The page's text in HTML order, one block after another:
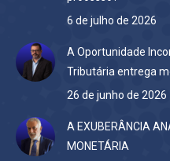
6 de julho de 2026
A Oportunidade
Tributária entrega
26 de junho de 2026
A EXUBERÂNCIA
MONETÁRIA